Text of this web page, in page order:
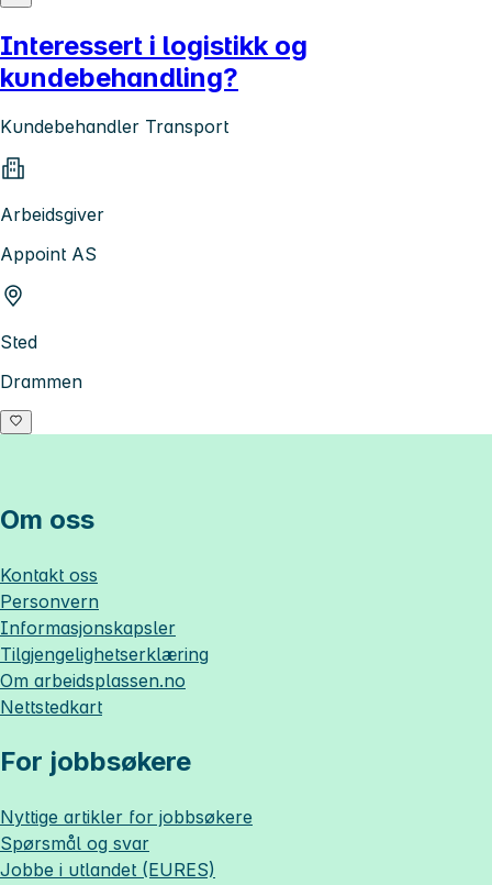
Interessert i logistikk og
kundebehandling?
Kundebehandler Transport
Arbeidsgiver
Appoint AS
Sted
Drammen
Om oss
Kontakt oss
Personvern
Informasjonskapsler
Tilgjengelighetserklæring
Om arbeidsplassen.no
Nettstedkart
For jobbsøkere
Nyttige artikler for jobbsøkere
Spørsmål og svar
Jobbe i utlandet (EURES)